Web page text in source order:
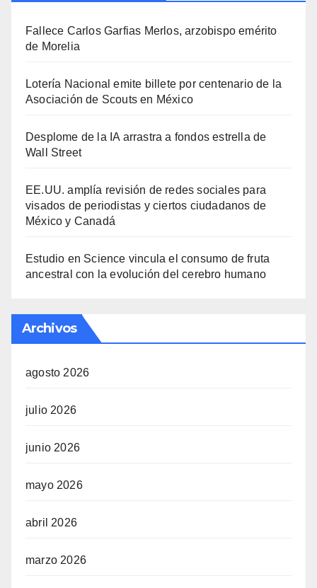
Fallece Carlos Garfias Merlos, arzobispo emérito
de Morelia
Lotería Nacional emite billete por centenario de la
Asociación de Scouts en México
Desplome de la IA arrastra a fondos estrella de
Wall Street
EE.UU. amplía revisión de redes sociales para
visados de periodistas y ciertos ciudadanos de
México y Canadá
Estudio en Science vincula el consumo de fruta
ancestral con la evolución del cerebro humano
Archivos
agosto 2026
julio 2026
junio 2026
mayo 2026
abril 2026
marzo 2026